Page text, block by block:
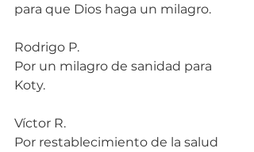
para que Dios haga un milagro.
Rodrigo P.
Por un milagro de sanidad para
Koty.
Víctor R.
Por restablecimiento de la salud